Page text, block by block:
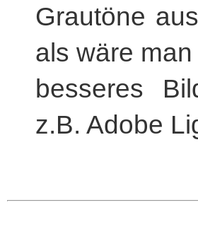
Grautöne
als wäre
besseres
z.B. Adobe